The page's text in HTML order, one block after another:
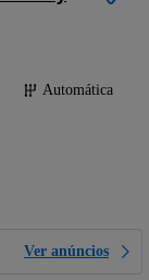
Automática
Ver anúncios